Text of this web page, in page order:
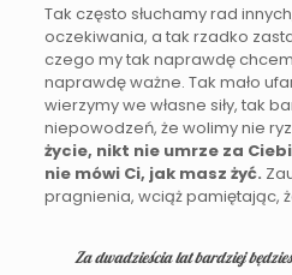
Tak często słuchamy rad
oczekiwania, a tak rzadko
czego my tak naprawdę
naprawdę ważne. Tak mało
wierzymy we własne siły, tak
niepowodzeń, że wolimy nie
życie, nikt nie umrze za
nie mówi Ci, jak masz żyć.
pragnienia, wciąż pamiętając,
Za dwadzieścia lat bardziej